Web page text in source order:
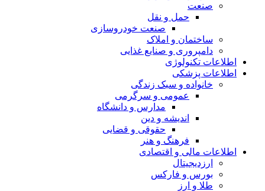
صنعت
حمل و نقل
صنعت خودروسازی
ساختمان و املاک
دامپروری و صنایع غذایی
اطلاعات تکنولوژی
اطلاعات پزشکی
خانواده و سبک زندگی
عمومی و سرگرمی
مدارس و دانشگاه
اندیشه و دین
حقوقی و قضایی
فرهنگ و هنر
اطلاعات مالی و اقتصادی
ارزدیجیتال
بورس و فارکس
طلا و ارز